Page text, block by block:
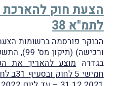
הצעת חוק
לתמ"א 38
הבוקר פורסמה ברשומות
ורכישה) (תיקון מס' 99), התשפ"ב-2022 (
בגדרהּ מוצע להאריך את
חמישי 5 לחוק ובסעיף 31ב לחוק מע"מ